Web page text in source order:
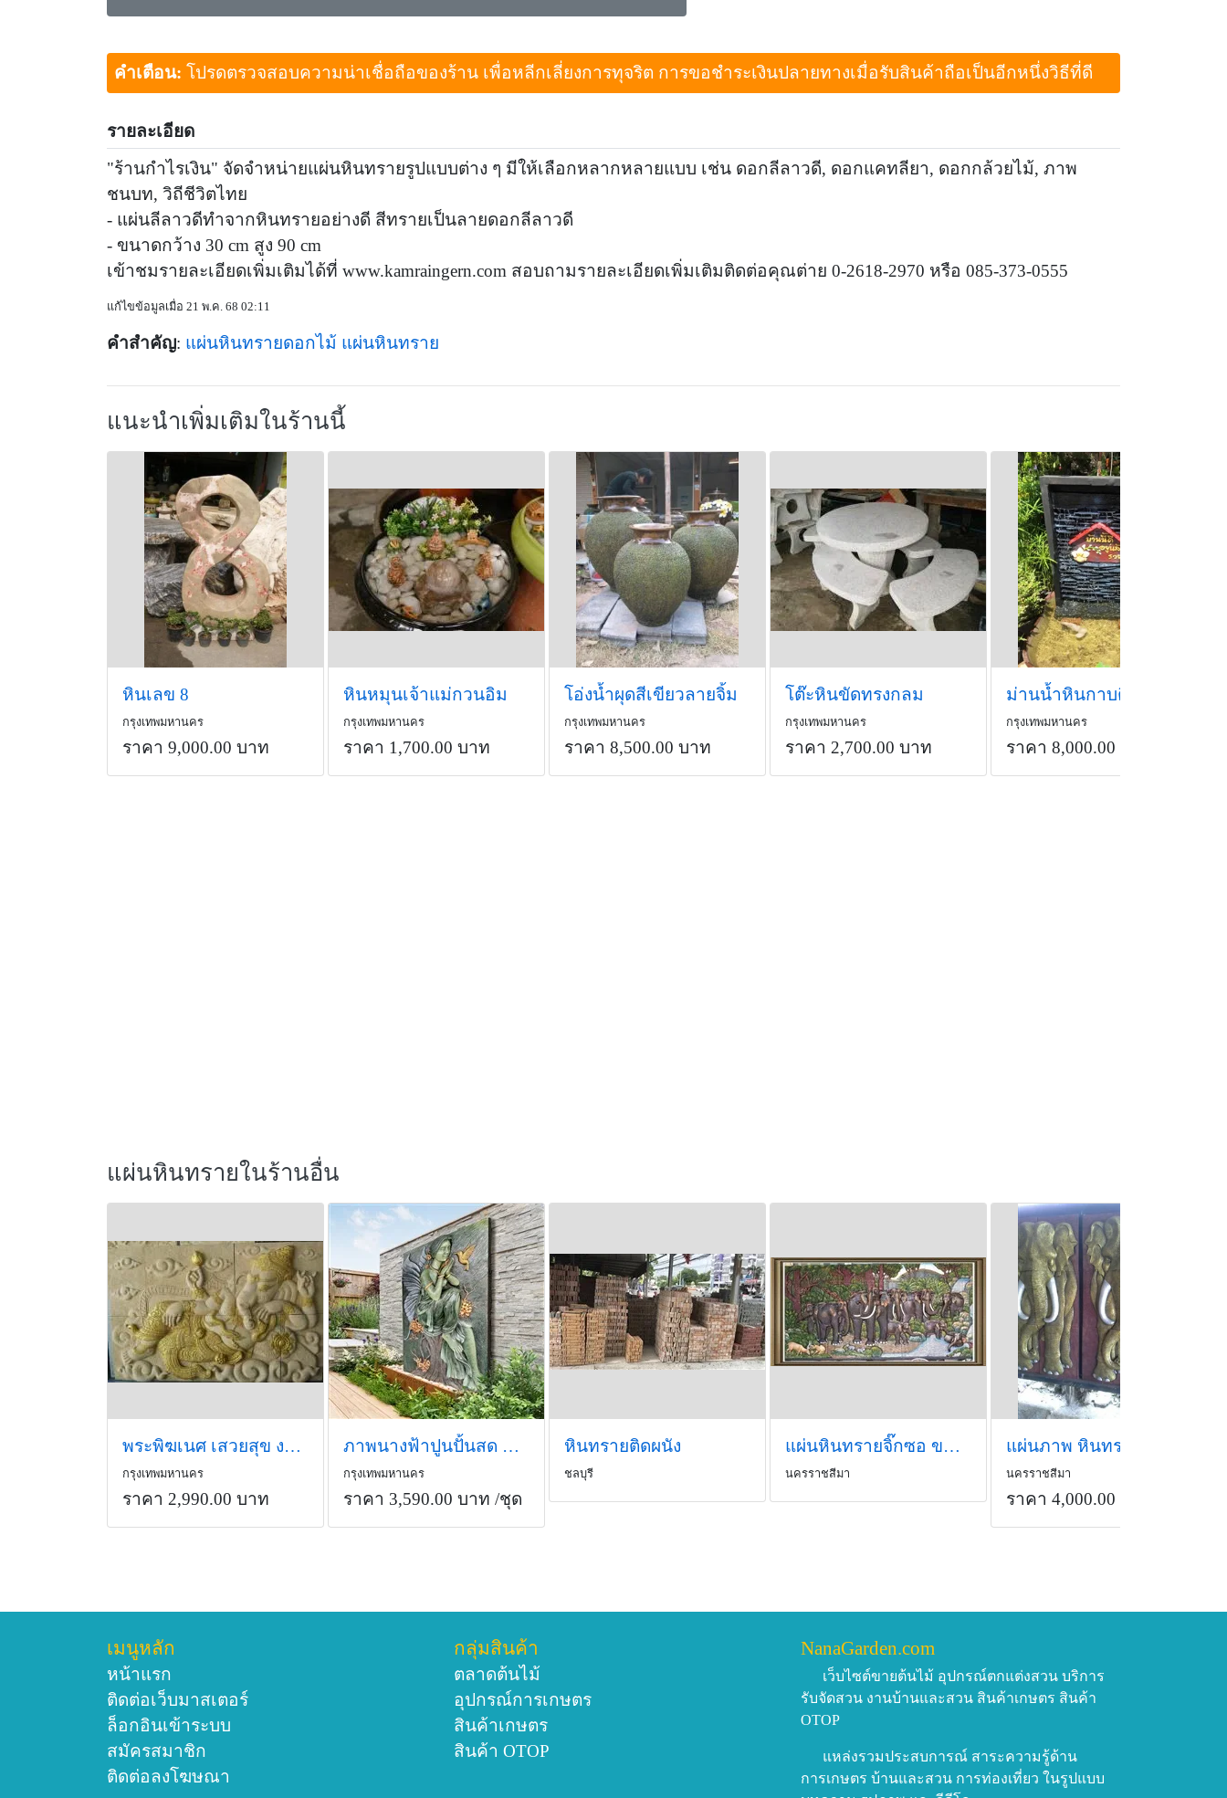
คำเตือน: โปรดตรวจสอบความน่าเชื่อถือของร้าน เพื่อหลีกเลี่ยงการทุจริต การขอชำระเงินปลายทางเมื่อรับสินค้าถือเป็นอีกหนึ่งวิธีที่ดี
รายละเอียด
"ร้านกำไรเงิน" จัดจำหน่ายแผ่นหินทรายรูปแบบต่าง ๆ มีให้เลือกหลากหลายแบบ เช่น ดอกลีลาวดี, ดอกแคทลียา, ดอกกล้วยไม้, ภาพ
ชนบท, วิถีชีวิตไทย
- แผ่นลีลาวดีทำจากหินทรายอย่างดี สีทรายเป็นลายดอกลีลาวดี
- ขนาดกว้าง 30 cm สูง 90 cm
เข้าชมรายละเอียดเพิ่มเติมได้ที่ www.kamraingern.com สอบถามรายละเอียดเพิ่มเติมติดต่อคุณต่าย 0-2618-2970 หรือ 085-373-0555
แก้ไขข้อมูลเมื่อ 21 พ.ค. 68 02:11
คำสำคัญ: แผ่นหินทรายดอกไม้ แผ่นหินทราย
แนะนำเพิ่มเติมในร้านนี้
หินเลข 8
กรุงเทพมหานคร
ราคา 9,000.00 บาท
หินหมุนเจ้าแม่กวนอิม
กรุงเทพมหานคร
ราคา 1,700.00 บาท
โอ่งน้ำผุดสีเขียวลายจิ้ม
กรุงเทพมหานคร
ราคา 8,500.00 บาท
โต๊ะหินขัดทรงกลม
กรุงเทพมหานคร
ราคา 2,700.00 บาท
กรุงเทพมหานคร
ราคา 8,000.00 บาท
แผ่นหินทรายในร้านอื่น
พระพิฆเนศ เสวยสุข งานแผ่น
กรุงเทพมหานคร
ราคา 2,990.00 บาท
ภาพนางฟ้าปูนปั้นสด ขนาด 58*95 cm.
กรุงเทพมหานคร
ราคา 3,590.00 บาท /ชุด
หินทรายติดผนัง
ชลบุรี
แผ่นหินทรายจิ๊กซอ ขนาด 160x330 ซม.
นครราชสีมา
แผ่นภาพ หินทราย
นครราชสีมา
ราคา 4,000.00 บาท
เมนูหลัก
หน้าแรก
ติดต่อเว็บมาสเตอร์
ล็อกอินเข้าระบบ
สมัครสมาชิก
ติดต่อลงโฆษณา
กลุ่มสินค้า
ตลาดต้นไม้
อุปกรณ์การเกษตร
สินค้าเกษตร
สินค้า OTOP
NanaGarden.com
เว็บไซต์ขายต้นไม้ อุปกรณ์ตกแต่งสวน บริการ
รับจัดสวน งานบ้านและสวน สินค้าเกษตร สินค้า
OTOP
แหล่งรวมประสบการณ์ สาระความรู้ด้าน
การเกษตร บ้านและสวน การท่องเที่ยว ในรูปแบบ